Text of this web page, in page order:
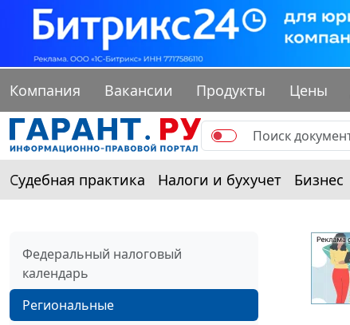
Компания Вакансии Продукты Цены
Судебная практика Налоги и бухучет Бизнес
Федеральный налоговый
календарь
Региональные